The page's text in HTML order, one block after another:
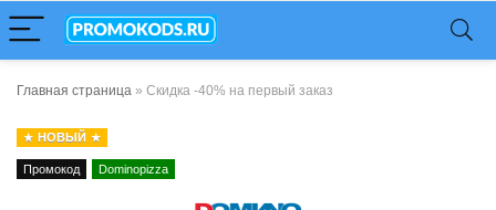
Главная страница » Скидка -40% на первый заказ
НОВЫЙ
Промокод Dominopizza